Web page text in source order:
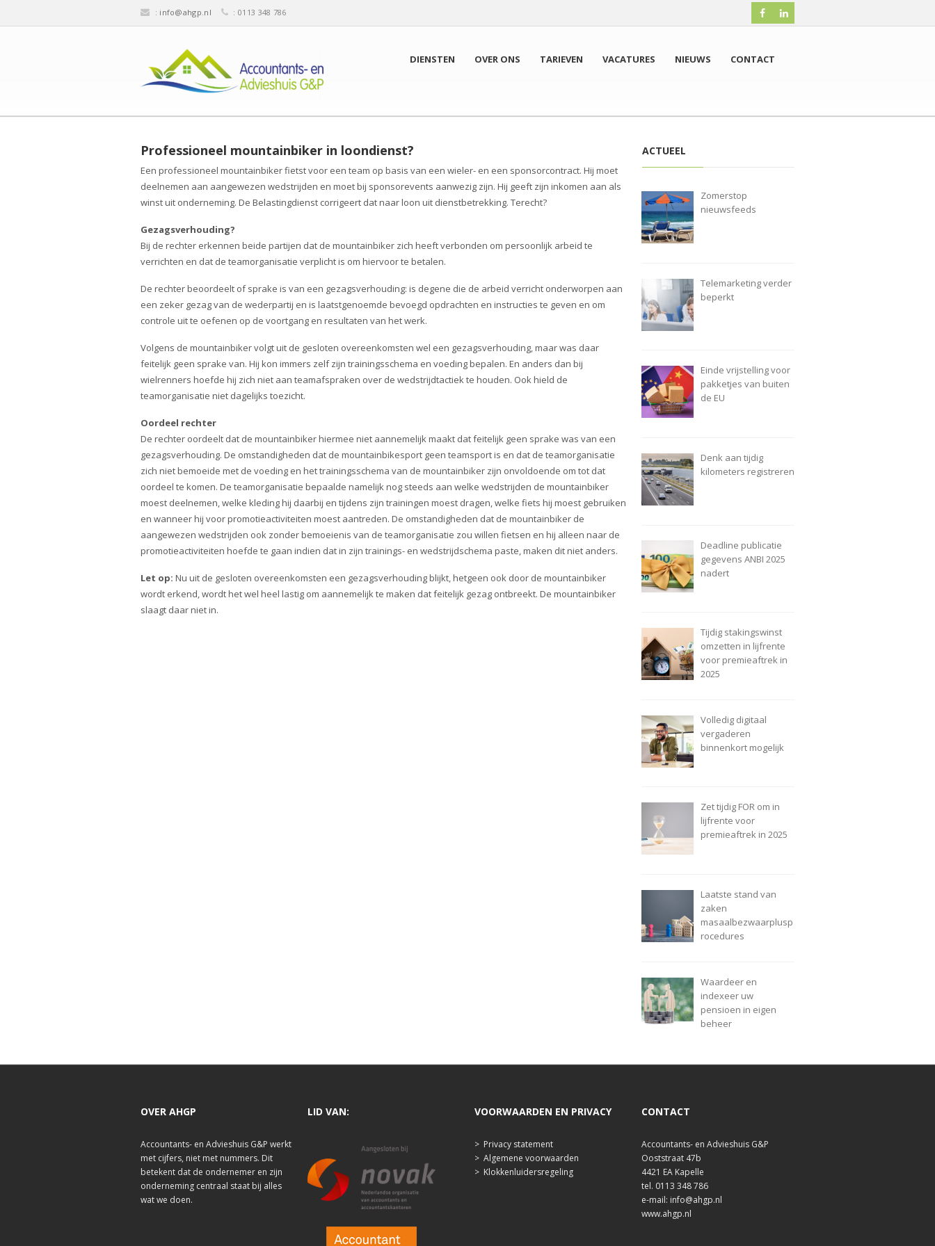
: info@ahgp.nl : 0113 348 786
DIENSTEN OVER ONS TARIEVEN VACATURES NIEUWS CONTACT
Professioneel mountainbiker in loondienst?
Een professioneel mountainbiker fietst voor een team op basis van een wieler- en een sponsorcontract. Hij moet
deelnemen aan aangewezen wedstrijden en moet bij sponsorevents aanwezig zijn. Hij geeft zijn inkomen aan als
winst uit onderneming. De Belastingdienst corrigeert dat naar loon uit dienstbetrekking. Terecht?
Gezagsverhouding?
Bij de rechter erkennen beide partijen dat de mountainbiker zich heeft verbonden om persoonlijk arbeid te
verrichten en dat de teamorganisatie verplicht is om hiervoor te betalen.
De rechter beoordeelt of sprake is van een gezagsverhouding: is degene die de arbeid verricht onderworpen aan
een zeker gezag van de wederpartij en is laatstgenoemde bevoegd opdrachten en instructies te geven en om
controle uit te oefenen op de voortgang en resultaten van het werk.
Volgens de mountainbiker volgt uit de gesloten overeenkomsten wel een gezagsverhouding, maar was daar
feitelijk geen sprake van. Hij kon immers zelf zijn trainingsschema en voeding bepalen. En anders dan bij
wielrenners hoefde hij zich niet aan teamafspraken over de wedstrijdtactiek te houden. Ook hield de
teamorganisatie niet dagelijks toezicht.
Oordeel rechter
De rechter oordeelt dat de mountainbiker hiermee niet aannemelijk maakt dat feitelijk geen sprake was van een
gezagsverhouding. De omstandigheden dat de mountainbikesport geen teamsport is en dat de teamorganisatie
zich niet bemoeide met de voeding en het trainingsschema van de mountainbiker zijn onvoldoende om tot dat
oordeel te komen. De teamorganisatie bepaalde namelijk nog steeds aan welke wedstrijden de mountainbiker
moest deelnemen, welke kleding hij daarbij en tijdens zijn trainingen moest dragen, welke fiets hij moest gebruiken
en wanneer hij voor promotieactiviteiten moest aantreden. De omstandigheden dat de mountainbiker de
aangewezen wedstrijden ook zonder bemoeienis van de teamorganisatie zou willen fietsen en hij alleen naar de
promotieactiviteiten hoefde te gaan indien dat in zijn trainings- en wedstrijdschema paste, maken dit niet anders.
Let op: Nu uit de gesloten overeenkomsten een gezagsverhouding blijkt, hetgeen ook door de mountainbiker
wordt erkend, wordt het wel heel lastig om aannemelijk te maken dat feitelijk gezag ontbreekt. De mountainbiker
slaagt daar niet in.
ACTUEEL
Zomerstop
nieuwsfeeds
Telemarketing verder
beperkt
Einde vrijstelling voor
pakketjes van buiten
de EU
Denk aan tijdig
kilometers registreren
Deadline publicatie
gegevens ANBI 2025
nadert
Tijdig stakingswinst
omzetten in lijfrente
voor premieaftrek in
2025
Volledig digitaal
vergaderen
binnenkort mogelijk
Zet tijdig FOR om in
lijfrente voor
premieaftrek in 2025
Laatste stand van
zaken
masaalbezwaarplusp
rocedures
Waardeer en
indexeer uw
pensioen in eigen
beheer
OVER AHGP
Accountants- en Advieshuis G&P werkt
met cijfers, niet met nummers. Dit
betekent dat de ondernemer en zijn
onderneming centraal staat bij alles
wat we doen.
LID VAN: VOORWAARDEN EN PRIVACY
> Privacy statement
> Algemene voorwaarden
> Klokkenluidersregeling
CONTACT
Accountants- en Advieshuis G&P
Ooststraat 47b
4421 EA Kapelle
tel. 0113 348 786
e-mail: info@ahgp.nl
www.ahgp.nl